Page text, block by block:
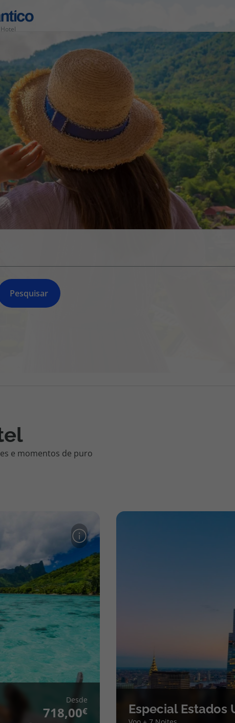
Área de Cliente
Agências
Contactos
Apoio ao cliente em Portugal
Apoio ao cliente no Estrangeiro
facilidade na marcação das suas viagens, tem ainda ao seu
dispor o nosso call center a funcionar todos os dias úteis das
10:00 às 20:00 e Sábado das 10:00 às 14:00.
Pesquisar
e momentos de puro
Desde
718,00 Especial Estados